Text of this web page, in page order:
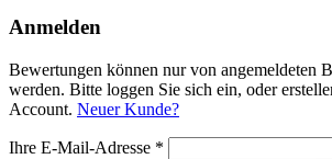
Anmelden
Bewertungen können nur von angemeldeten
werden. Bitte loggen Sie sich ein, oder
Account. Neuer Kunde?
Ihre E-Mail-Adresse *